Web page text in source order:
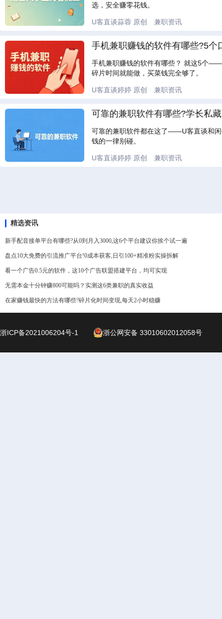
选，安全赚零花钱。
U客直谈蒜蓉 原创 兼职资讯
手机兼职赚钱的软件有哪些?5个
手机兼职赚钱的软件有哪些？ 就这5个
碎片时间就能做，买菜钱完全够了。
U客直谈婷婷 原创 兼职资讯
可靠的兼职软件有哪些?学长私
可靠的兼职软件都在这了——U客直谈和闲
钱的一律别碰。
U客直谈婷婷 原创 兼职资讯
精选资讯
新手配音接单平台有哪些?从0到月入3000,这6个平台建议你挨个试一遍
盘点10大免费的引流推广平台!0成本获客,日引100+精准粉实操拆解
看一个广告0.5元的软件，这10个广告联盟搭建平台，均可实现
无需本金十分钟赚800可能吗？实测这6类兼职的真实收益
在家赚钱最快的方法有哪些?碎片化时间变现,每天2小时稳赚
浙ICP备2021006204号-1 浙公网安备 33010602012058号